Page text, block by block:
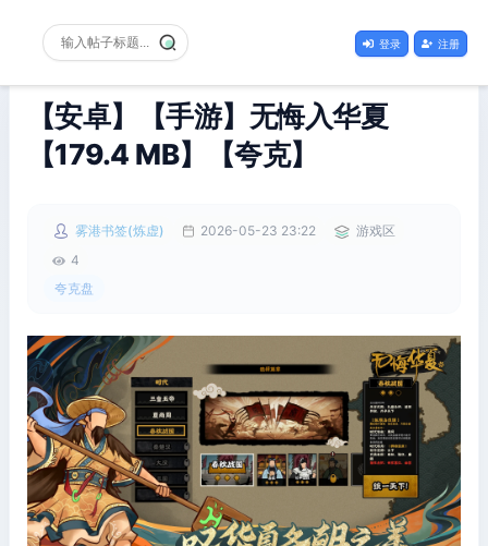
登录 注册
【安卓】【手游】无悔入华夏
【179.4 MB】【夸克】
雾港书签(炼虚) 2026-05-23 23:22
游戏区
4
夸克盘